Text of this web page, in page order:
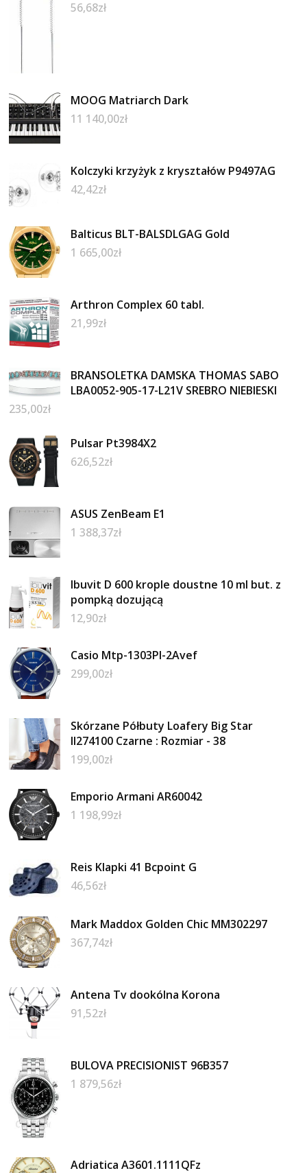
56,68zł
MOOG Matriarch Dark
11 140,00zł
Kolczyki krzyżyk z kryształów P9497AG
42,42zł
Balticus BLT-BALSDLGAG Gold
1 665,00zł
Arthron Complex 60 tabl.
21,99zł
BRANSOLETKA DAMSKA THOMAS SABO
LBA0052-905-17-L21V SREBRO NIEBIESKI
235,00zł
Pulsar Pt3984X2
626,52zł
ASUS ZenBeam E1
1 388,37zł
Ibuvit D 600 krople doustne 10 ml but. z
pompką dozującą
12,90zł
Casio Mtp-1303Pl-2Avef
299,00zł
Skórzane Półbuty Loafery Big Star
II274100 Czarne : Rozmiar - 38
199,00zł
Emporio Armani AR60042
1 198,99zł
Reis Klapki 41 Bcpoint G
46,56zł
Mark Maddox Golden Chic MM302297
367,74zł
Antena Tv dookólna Korona
91,52zł
BULOVA PRECISIONIST 96B357
1 879,56zł
Adriatica A3601.1111QFz